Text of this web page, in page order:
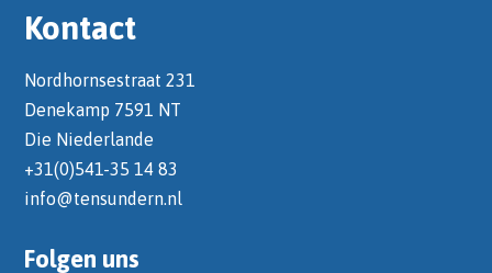
Kontact
Nordhornsestraat 231
Denekamp 7591 NT
Die Niederlande
+31(0)541-35 14 83
info@tensundern.nl
Folgen uns